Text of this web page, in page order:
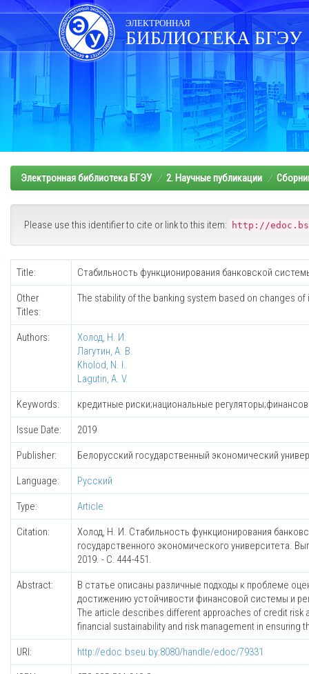
Skip
navigation
ЭЛЕКТРОННАЯ
БИБЛИОТЕКА БГЭУ
Электронная библиотека БГЭУ 2. Научные публикации
Please use this identifier to cite or link to this item: http://
Title: Стабильность функционирования банковской
Other
Titles:
The stability of the banking system based on changes of
Authors:
Холод, Н. И.
Лагутин, А. В.
Kholod, N. I.
Lagutin, A. V.
Keywords: кредитные риски;национальные
Issue Date: 2019
Publisher: Белорусский государственный экономический
Language: Русский
Type: Article
Citation:
Холод, Н. И. Стабильность функционирования
государственного экономического университета.
2019. - C. 444-451.
Abstract:
В статье описаны различные подходы к проблеме
достижению устойчивости финансовой системы и
The article describes different approaches of credit
financial sustainability and risk management in
URI: http://edoc.bseu.by:8080/handle/edoc/79331